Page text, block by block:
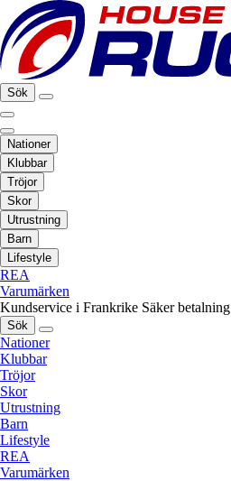
Sök
Nationer
Klubbar
Tröjor
Skor
Utrustning
Barn
Lifestyle
REA
Varumärken
Kundservice i Frankrike Säker betalning
Sök
Nationer
Klubbar
Tröjor
Skor
Utrustning
Barn
Lifestyle
REA
Varumärken